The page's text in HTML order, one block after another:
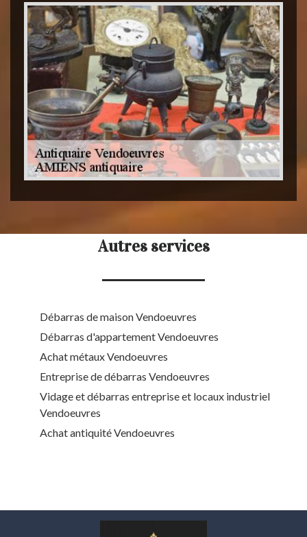
Autres services
Débarras de maison Vendoeuvres
Débarras d'appartement Vendoeuvres
Achat métaux Vendoeuvres
Entreprise de débarras Vendoeuvres
Vidage et débarras entreprise et locaux industriel
Vendoeuvres
Achat antiquité Vendoeuvres